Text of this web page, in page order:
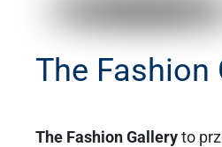
The Fashion
The Fashion Galleryto